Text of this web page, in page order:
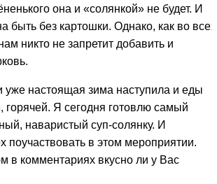
она и «солянкой» не будет. И
быть без картошки. Однако, как во всех
никто не запретит добавить и
уже настоящая зима наступила и еды
горячей. Я сегодня готовлю самый
наваристый суп-солянку. И
поучаствовать в этом мероприятии.
в комментариях вкусно ли у Вас